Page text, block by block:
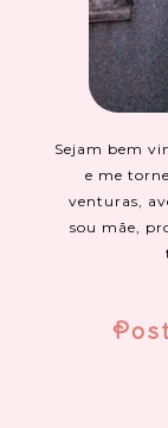
Sejam bem
e me
venturas,
sou mãe,